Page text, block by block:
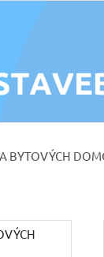
BYTOVÝCH